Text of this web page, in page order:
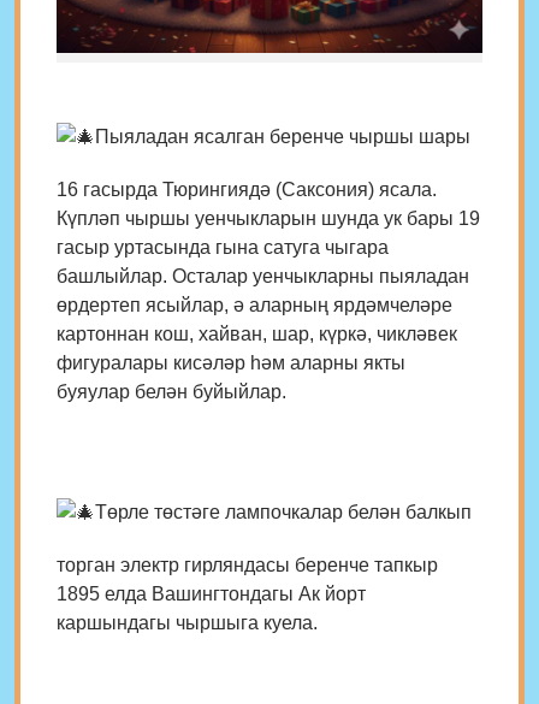
Пыяладан ясалган беренче чыршы шары
16 гасырда Тюрингиядә (Саксония) ясала.
Күпләп чыршы уенчыкларын шунда ук бары 19
гасыр уртасында гына сатуга чыгара
башлыйлар. Осталар уенчыкларны пыяладан
өрдертеп ясыйлар, ә аларның ярдәмчеләре
картоннан кош, хайван, шар, күркә, чикләвек
фигуралары кисәләр һәм аларны якты
буяулар белән буйыйлар.
Төрле төстәге лампочкалар белән балкып
торган электр гирляндасы беренче тапкыр
1895 елда Вашингтондагы Ак йорт
каршындагы чыршыга куела.